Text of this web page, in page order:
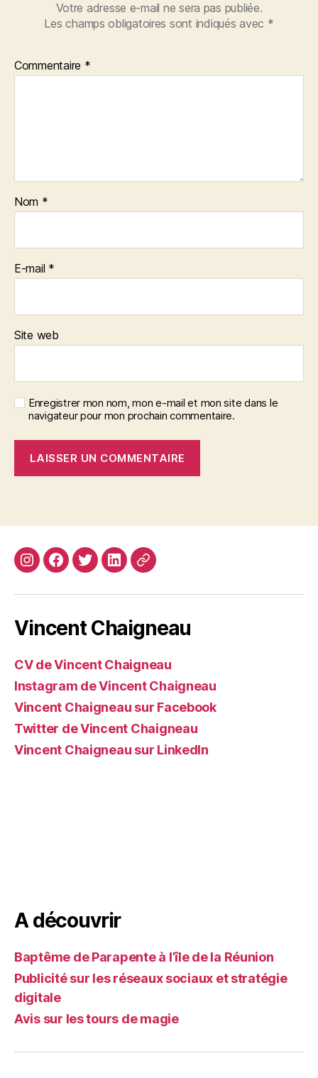
Votre adresse e-mail ne sera pas publiée.
Les champs obligatoires sont indiqués avec *
Commentaire *
Nom *
E-mail *
Site web
Enregistrer mon nom, mon e-mail et mon site dans le
navigateur pour mon prochain commentaire.
InstagramFacebook
TwitterLinkedin
Site
Vincent Chaigneau
CV de Vincent Chaigneau
Instagram de Vincent Chaigneau
Vincent Chaigneau sur Facebook
Twitter de Vincent Chaigneau
Vincent Chaigneau sur LinkedIn
A découvrir
Baptême de Parapente à l’île de la Réunion
Publicité sur les réseaux sociaux et stratégie
digitale
Avis sur les tours de magie